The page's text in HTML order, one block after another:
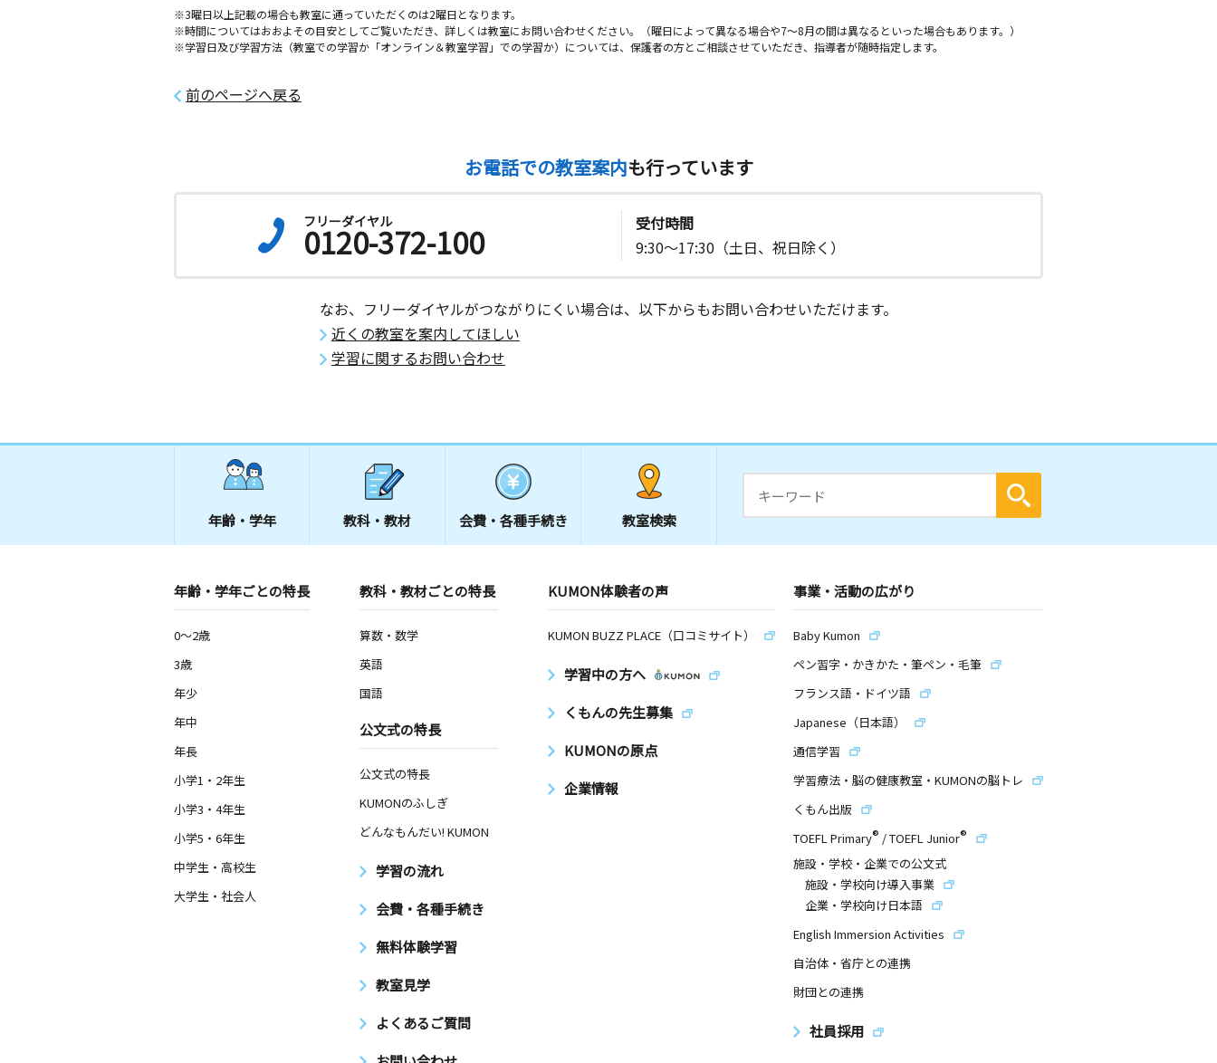
※3曜日以上記載の場合も教室に通っていただくのは2曜日となります。
※時間についてはおおよその目安としてご覧いただき、詳しくは教室にお問い合わせください。（曜日によって異なる場合や7～8月の間は異なるといった場合もあります。）
※学習日及び学習方法（教室での学習か「オンライン＆教室学習」での学習か）については、保護者の方とご相談させていただき、指導者が随時指定します。
前のページへ戻る
お電話での教室案内も行っています
フリーダイヤル
0120-372-100
受付時間
9:30～17:30（土日、祝日除く）
なお、フリーダイヤルがつながりにくい場合は、以下からもお問い合わせいただけます。
近くの教室を案内してほしい
学習に関するお問い合わせ
年齢・学年 教科・教材 会費・ 各種手続き 教室検索
年齢・学年ごとの特長
0～2歳
3歳
年少
年中
年長
小学1・2年生
小学3・4年生
小学5・6年生
中学生・高校生
大学生・社会人
教科・教材ごとの特長
算数・数学
英語
国語
公文式の特長
公文式の特長
KUMONのふしぎ
どんなもんだい! KUMON
学習の流れ
会費・各種手続き
無料体験学習
教室見学
よくあるご質問
KUMON体験者の声
KUMON BUZZ PLACE（口コミサイト）
学習中の方へ
くもんの先生募集
KUMONの原点
企業情報
事業・活動の広がり
Baby Kumon
ペン習字・かきかた・筆ペン・毛筆
フランス語・ドイツ語
Japanese（日本語）
通信学習
学習療法・脳の健康教室・KUMONの脳トレ
くもん出版
TOEFL Primary® /TOEFL Junior®
施設・学校・企業での公文式
施設・学校向け導入事業
企業・学校向け日本語
English Immersion Activities
自治体・省庁との連携
財団との連携
社員採用